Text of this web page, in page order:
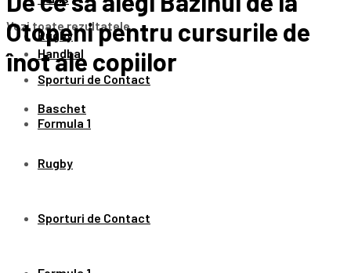
Rugby
Sporturi de Contact
Formula 1
Handbal
Baschet
Rugby
Sporturi de Contact
Vezi toate rezultatele
Otopeni pentru cursurile de
înot ale copiilor